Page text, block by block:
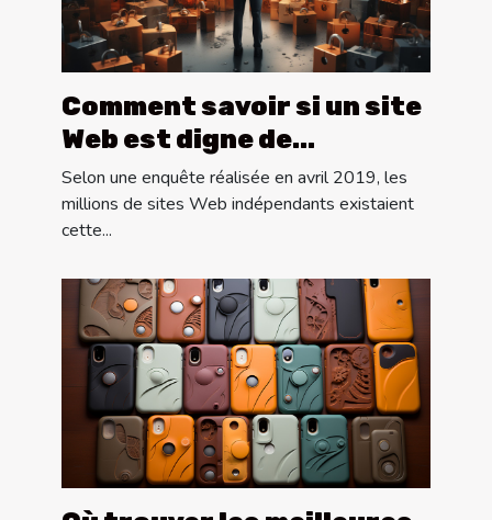
Comment savoir si un site
Web est digne de
confiance ?
Selon une enquête réalisée en avril 2019, les
millions de sites Web indépendants existaient
cette...